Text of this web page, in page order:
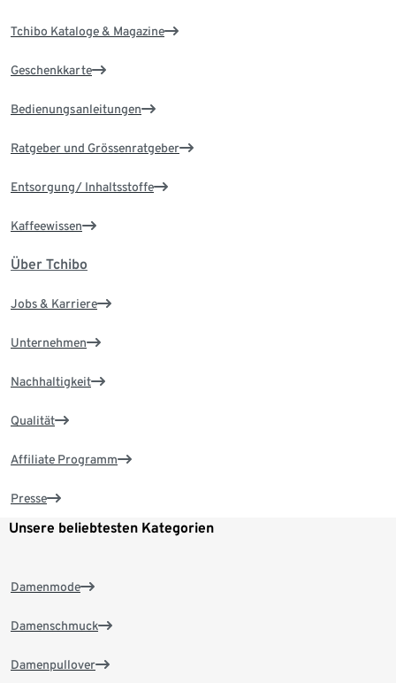
Tchibo Kataloge & Magazine
Geschenkkarte
Bedienungsanleitungen
Ratgeber und Grössenratgeber
Entsorgung/ Inhaltsstoffe
Kaffeewissen
Über Tchibo
Jobs & Karriere
Unternehmen
Nachhaltigkeit
Qualität
Affiliate Programm
Presse
Unsere beliebtesten Kategorien
Damenmode
Damenschmuck
Damenpullover